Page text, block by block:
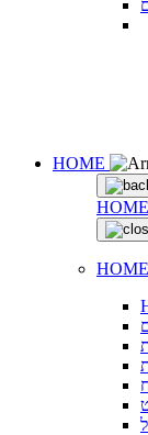
HOME
HOME
HOME